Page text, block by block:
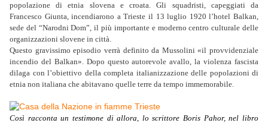
popolazione di etnia slovena e croata. Gli squadristi, capeggiati da
Francesco Giunta, incendiarono a Trieste il 13 luglio 1920 l’hotel Balkan,
sede del “Narodni Dom”, il più importante e moderno centro culturale delle
organizzazioni slovene in città.
Questo gravissimo episodio verrà definito da Mussolini «il provvidenziale
incendio del Balkan». Dopo questo autorevole avallo, la violenza fascista
dilaga con l’obiettivo della completa italianizzazione delle popolazioni di
etnia non italiana che abitavano quelle terre da tempo immemorabile.
Così racconta un testimone di allora, lo scrittore Boris Pahor, nel libro